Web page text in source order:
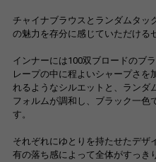
チャイナブラウスとランダムタッ
の魅力を存分に感じていただける
インナーには100双ブロードのブ
レープの中に程よいシャープさを
れるようなシルエットと、ランダ
フォルムが調和し、ブラック一色
す。
それぞれにゆとりを持たせたデザ
有の落ち感によって全体がすっき